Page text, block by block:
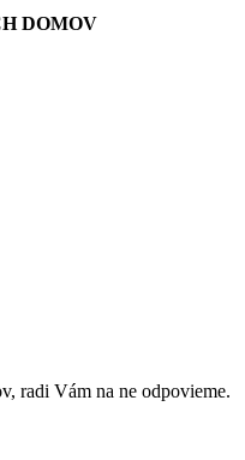
DOMOV
radi Vám na ne odpovieme.